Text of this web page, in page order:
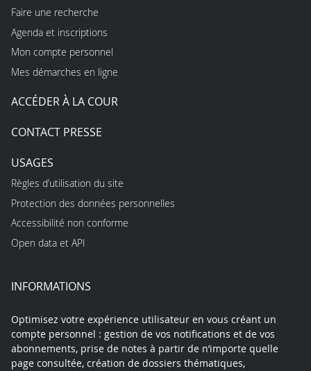
Faire une recherche
Agenda et inscriptions
Mon compte personnel
Mes démarches en ligne
ACCÉDER À LA COUR
CONTACT PRESSE
USAGES
Règles d’utilisation du site
Protection des données personnelles
Accessibilité non conforme
Open data et API
INFORMATIONS
Optimisez votre expérience utilisateur en vous créant un
compte personnel : gestion de vos notifications et de vos
abonnements, prise de notes à partir de n’importe quelle
page consultée, création de dossiers thématiques,